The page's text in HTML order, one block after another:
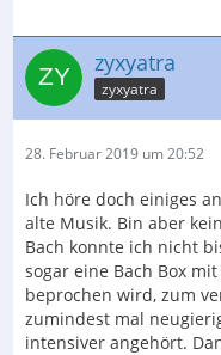
zyxyatra
zyxyatra
28. Februar 2019 um 20:52
Ich höre doch einiges
alte Musik. Bin aber
Bach konnte ich nicht
sogar eine Bach Box
beprochen wird, zum
zumindest mal
intensiver angehört.